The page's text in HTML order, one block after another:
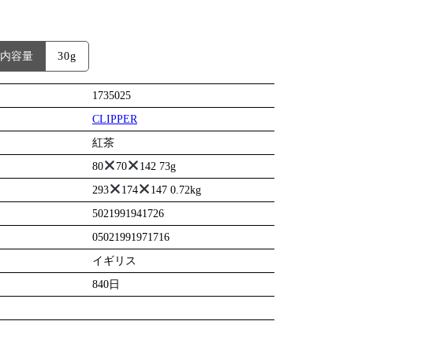
内容量 30g
1735025
CLIPPER
紅茶
80 70
142 73g
293 174
147 0.72kg
5021991941726
05021991971716
イギリス
840日